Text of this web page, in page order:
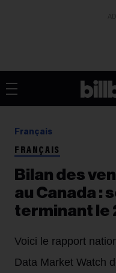
Français
FRANÇAIS
Bilan des
au Canada :
terminant le
Voici le rapport
Data Market Watch